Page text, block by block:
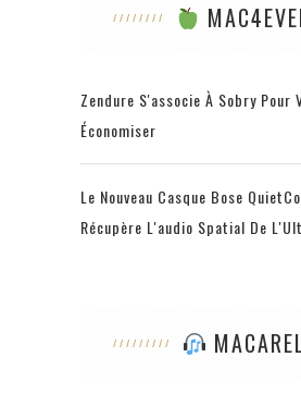
Zendure S'associe À Sobry Pour
Économiser
Le Nouveau Casque Bose
Récupère L'audio Spatial De